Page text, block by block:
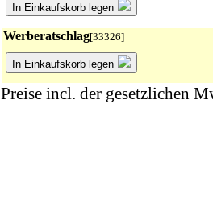
In Einkaufskorb legen
Werberatschlag[33326]
In Einkaufskorb legen
Preise incl. der gesetzlichen